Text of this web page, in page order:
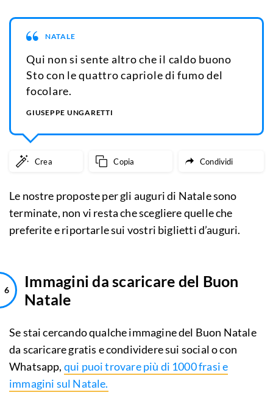
NATALE
Qui non si sente altro che il caldo buono
Sto con le quattro capriole di fumo del
focolare.
GIUSEPPE UNGARETTI
Crea Copia Condividi
Le nostre proposte per gli auguri di Natale sono
terminate, non vi resta che scegliere quelle che
preferite e riportarle sui vostri biglietti d’auguri.
Immagini da scaricare del Buon
Natale
Se stai cercando qualche immagine del Buon Natale
da scaricare gratis e condividere sui social o con
Whatsapp, qui puoi trovare più di 1000 frasi e
immagini sul Natale.